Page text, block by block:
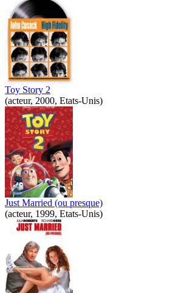
Toy Story 2
(acteur, 2000, Etats-Unis)
Just Married (ou presque)
(acteur, 1999, Etats-Unis)